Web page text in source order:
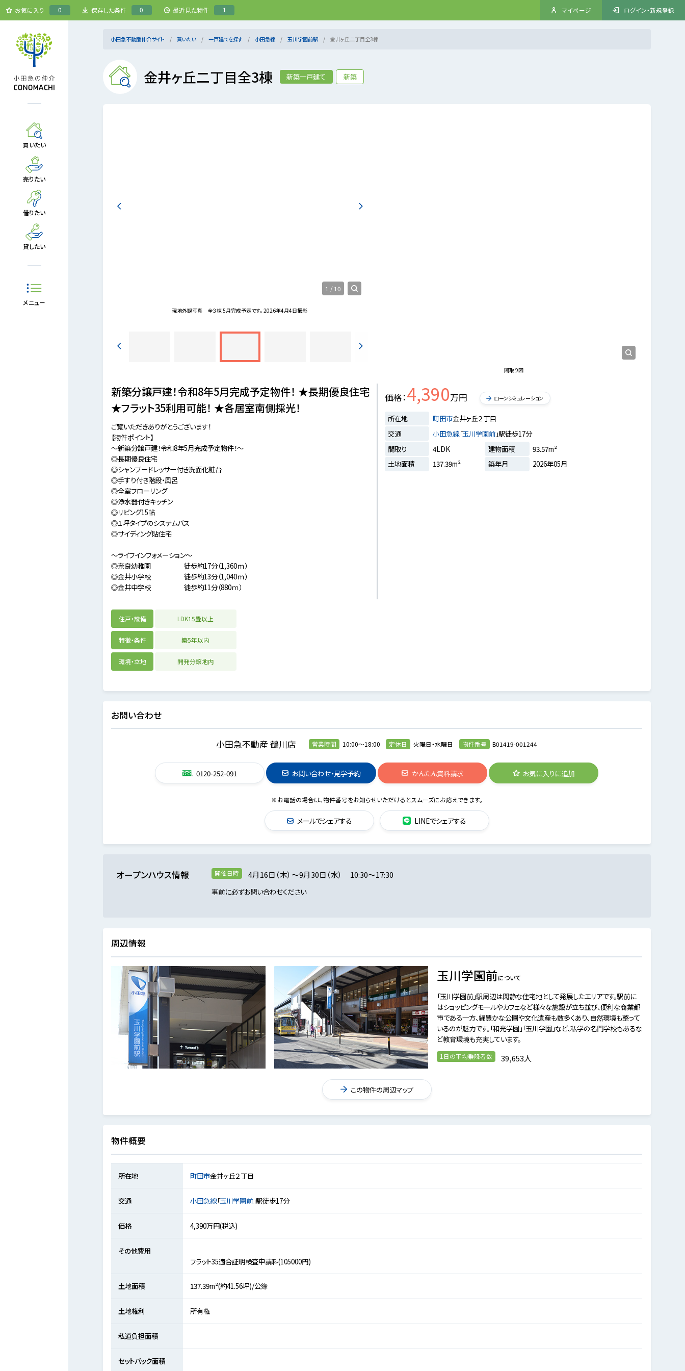
お気に入り 0 保存した条件 0 最近見た物件 1 マイページ ログイン・新規登録
買いたい
売りたい
借りたい
貸したい
メニュー
小田急不動産仲介サイト 買いたい 一戸建てを探す 小田急線 玉川学園前駅 金井ヶ丘二丁目全3棟
金井ヶ丘二丁目全3棟 新築一戸建て 新築
現地外観写真 全３棟 5月完成予定です。 2026年4月4日撮影
1 / 10
間取り図
新築分譲戸建！令和8年5月完成予定物件！ ★長期優良住宅
★フラット35利用可能！ ★各居室南側採光！
ご覧いただきありがとうございます！
【物件ポイント】
～新築分譲戸建！令和8年5月完成予定物件！～
◎長期優良住宅
◎シャンプードレッサー付き洗面化粧台
◎手すり付き階段・風呂
◎全室フローリング
◎浄水器付きキッチン
◎リビング15帖
◎１坪タイプのシステムバス
◎サイディング貼住宅
～ライフインフォメーション～
◎奈良幼稚園 徒歩約17分（1,360ｍ）
◎金井小学校 徒歩約13分（1,040ｍ）
◎金井中学校 徒歩約11分（880ｍ）
価格 4,390万円 ローンシミュレーション
所在地 町田市金井ヶ丘２丁目
交通
小田急線「玉川学園前」駅徒歩17分
間取り
4LDK 建物面積
93.57m²
土地面積
137.39m² 築年月 2026年05月
住戸・設備 LDK15畳以上
特徴・条件 築5年以内
環境・立地 開発分譲地内
お問い合わせ
小田急不動産 鶴川店 営業時間 10:00～18:00 定休日 火曜日・水曜日 物件番号 B01419-001244
0120-252-091 お問い合わせ・見学予約 かんたん資料請求 お気に入りに追加
※お電話の場合は、物件番号をお知らせいただけるとスムーズにお応えできます。
メールでシェアする LINEでシェアする
オープンハウス情報 開催日時 4月16日（木）～9月30日（水） 10:30～17:30
事前に必ずお問い合わせください
周辺情報
玉川学園前について
「玉川学園前」駅周辺は閑静な住宅地として発展したエリアです。駅前に
はショッピングモールやカフェなど様々な施設が立ち並び、便利な商業都
市である一方、緑豊かな公園や文化遺産も数多くあり、自然環境も整って
いるのが魅力です。「和光学園」「玉川学園」など、私学の名門学校もあるな
ど教育環境も充実しています。
1日の平均乗降者数 39,653人
この物件の周辺マップ
物件概要
所在地 町田市金井ヶ丘２丁目
交通 小田急線「玉川学園前」駅徒歩17分
価格 4,390万円(税込)
その他費用
フラット35適合証明検査申請料(105000円)
土地面積 137.39m²(約41.56坪)/公簿
土地権利 所有権
私道負担面積
セットバック面積